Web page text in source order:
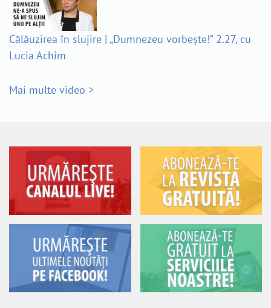
Călăuzirea în slujire | „Dumnezeu vorbește!” 2.27, cu
Lucia Achim
Mai multe video >